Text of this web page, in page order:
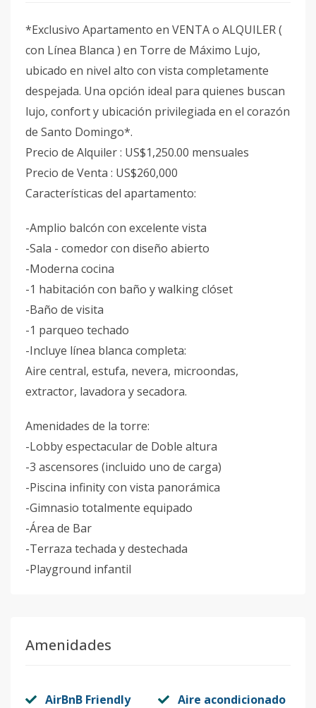
*Exclusivo Apartamento en VENTA o ALQUILER (
con Línea Blanca ) en Torre de Máximo Lujo,
ubicado en nivel alto con vista completamente
despejada. Una opción ideal para quienes buscan
lujo, confort y ubicación privilegiada en el corazón
de Santo Domingo*.
Precio de Alquiler : US$1,250.00 mensuales
Precio de Venta : US$260,000
Características del apartamento:
-Amplio balcón con excelente vista
-Sala - comedor con diseño abierto
-Moderna cocina
-1 habitación con baño y walking clóset
-Baño de visita
-1 parqueo techado
-Incluye línea blanca completa:
Aire central, estufa, nevera, microondas,
extractor, lavadora y secadora.
Amenidades de la torre:
-Lobby espectacular de Doble altura
-3 ascensores (incluido uno de carga)
-Piscina infinity con vista panorámica
-Gimnasio totalmente equipado
-Área de Bar
-Terraza techada y destechada
-Playground infantil
Amenidades
AirBnB Friendly Aire acondicionado